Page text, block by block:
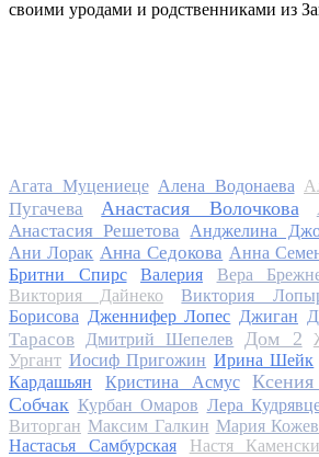
своими уродами и родственниками из
Агата Муцениеце Алена Водонаева
Пугачева
Анастасия Волочкова
Анастасия Решетова Анджелина
Ани Лорак Анна Седокова Анна
Бритни Спирс
Валерия Вера
Виктория Дайнеко Виктория
Борисова Дженнифер Лопес Джиган
Тарасов
Дмитрий Шепелев Дом 2
Ургант Иосиф Пригожин Ирина Шейк
Кардашьян
Кристина Асмус
Собчак Курбан Омаров Лера
Виторган Максим Галкин Мария
Настасья Самбурская
Настя